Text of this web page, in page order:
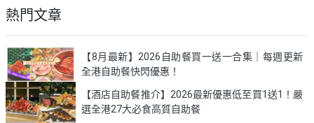
熱門文章
【8月最新】2026自助餐買一送一合集｜每週更新
全港自助餐快閃優惠！
【酒店自助餐推介】2026最新優惠低至買1送1！嚴
選全港27大必食高質自助餐